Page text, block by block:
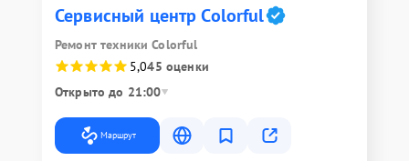
Сервисный центр Colorful
Ремонт техники Colorful
5,045 оценки
Открыто до 21:00
Маршрут